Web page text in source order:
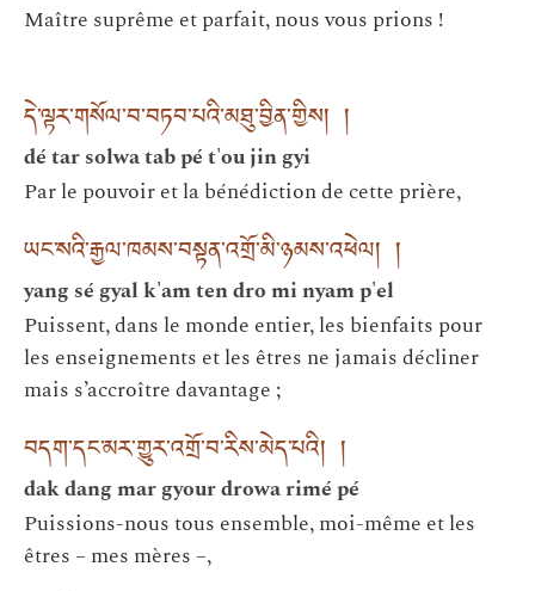
Maître suprême et parfait, nous vous prions !
དེ་ལྟར་གསོལ་བ་བཏབ་པའི་མཐུ་བྱིན་གྱིས། །
dé tar solwa tab pé t'ou jin gyi
Par le pouvoir et la bénédiction de cette prière,
ཡང་སའི་རྒྱལ་ཁམས་བསྟན་འགྲོ་མི་ཉམས་འཕེལ། །
yang sé gyal k'am ten dro mi nyam p'el
Puissent, dans le monde entier, les bienfaits pour
les enseignements et les êtres ne jamais décliner
mais s’accroître davantage ;
བདག་དང་མར་གྱུར་འགྲོ་བ་རིས་མེད་པའི། །
dak dang mar gyour drowa rimé pé
Puissions-nous tous ensemble, moi-même et les
êtres – mes mères –,